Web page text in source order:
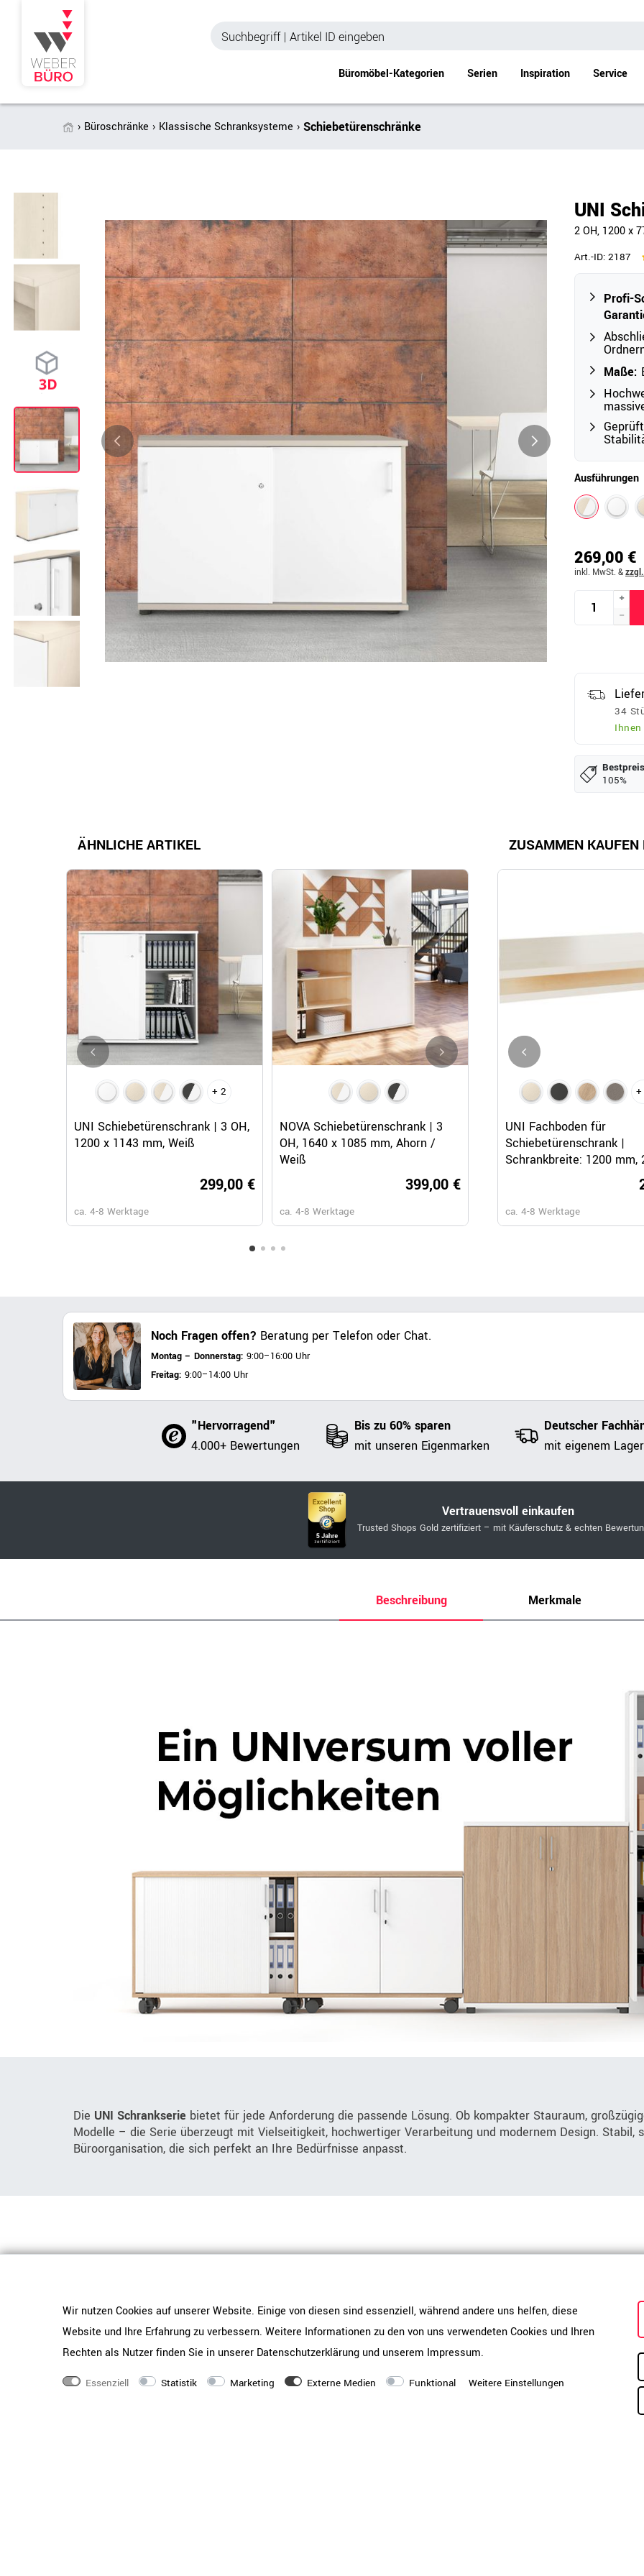
Büromöbel-Kategorien
Akustik Deckensegel &
Wandpaneele
Regalschränke
Büro Schrankwände
Spinde
Garderoben
Zubehör
Stehtische
Besprechungstische
Tischgestelle
Schreibtischplatten
Anbautische & Zubehör
Bürocontainer
Standcontainer
Rollcontainer
Büromöbel-Sets
Einzelarbeitsplätze
Chefbüros
Gruppenarbeitsplätze
Outdoor
Ampelschirme
Schirmständer
Abdeckhauben & Zubehör
Serien Inspiration Service
Büroschränke Klassische Schranksysteme Schiebetürenschränke
UNI
2 OH, 1200 x
Art.-ID: 2187
Profi-
Maße:
Ausführungen
269,00 €
inkl. MwSt. &
34
Ihnen
105%
ÄHNLICHE ARTIKEL
+ 2
UNI Schiebetürenschrank | 3 OH,
1200 x 1143 mm, Weiß
299,00 €
ca. 4-8 Werktage
NOVA Schiebetürenschrank | 3
OH, 1640 x 1085 mm, Ahorn /
Weiß
399,00 €
ca. 4-8 Werktage
+ 2
UNI Querrollladenschrank | 2
1000 x 777 mm, Weiß
ca. 4-8 Werktage
ZUSAMMEN
UNI Fachboden für
Schiebetürenschrank |
Schrankbreite: 1200 mm,
ca. 4-8 Werktage
Noch Fragen offen? Beratung per Telefon oder Chat.
Montag – Donnerstag: 9:00–16:00 Uhr
Freitag: 9:00–14:00 Uhr
"Hervorragend"
4.000+ Bewertungen
Bis zu 60% sparen
mit unseren Eigenmarken
Deutscher
mit eigenem Lager
Vertrauensvoll einkaufen
Trusted Shops Gold zertifiziert – mit Käuferschutz & echten
Beschreibung Merkmale
Die UNI Schrankserie bietet für jede Anforderung die passende Lösung. Ob kompakter Stauraum,
Modelle – die Serie überzeugt mit Vielseitigkeit, hochwertiger Verarbeitung und modernem Design.
Büroorganisation, die sich perfekt an Ihre Bedürfnisse anpasst.
Die UNI Schränke sind
Ein hohes Eigengewicht, 18
starker Deckel und Boden
bis zu 25 kg Tragkraft und
Schiebemechanismus
Wir nutzen Cookies auf unserer Website. Einige von diesen sind essenziell, während andere uns helfen, diese
Website und Ihre Erfahrung zu verbessern. Weitere Informationen zu den von uns verwendeten Cookies und Ihren
Rechten als Nutzer finden Sie in unserer Daten­schutz­erklärung und unserem Impressum.
Essenziell Statistik Marketing Externe Medien Funktional Weitere Einstellungen